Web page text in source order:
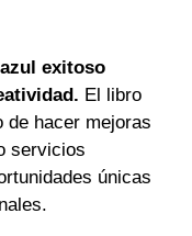
exitoso
El libro
de hacer mejoras
servicios
únicas